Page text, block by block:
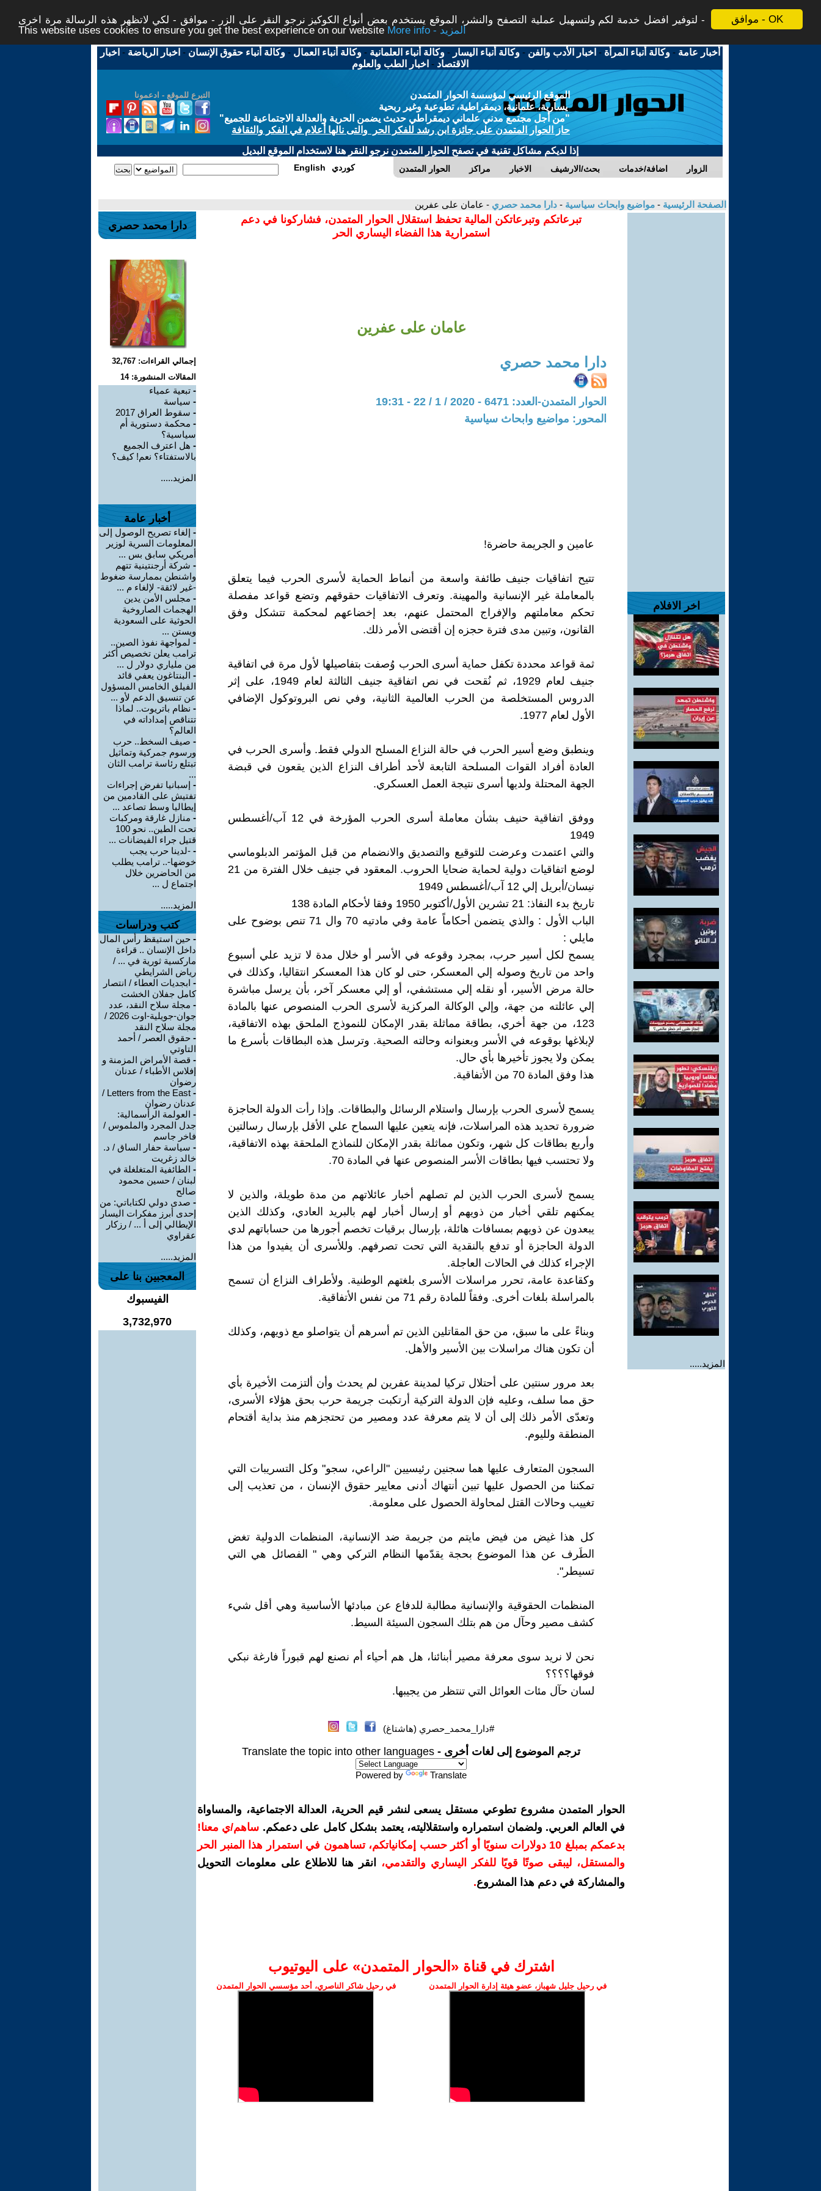
موافق - OK
لتوفير افضل خدمة لكم ولتسهيل عملية التصفح والنشر، الموقع يستخدم بعض أنواع الكوكيز نرجو النقر على الزر - موافق - لكي لاتظهر هذه الرسالة مرة اخرى -
This website uses cookies to ensure you get the best experience on our website
More info - المزيد
أخبار عامة -وكالة أنباء المرأة - اخبار الأدب والفن -وكالة أنباء اليسار -وكالة أنباء العلمانية -وكالة أنباء العمال -وكالة أنباء حقوق الإنسان - اخبار الرياضة - اخبار
الاقتصاد - اخبار الطب والعلوم
التبرع للموقع - ادعمونا
الموقع الرئيسي لمؤسسة الحوار المتمدن
يسارية، علمانية، ديمقراطية، تطوعية وغير ربحية
"من أجل مجتمع مدني علماني ديمقراطي حديث يضمن الحرية والعدالة الاجتماعية للجميع"
حاز الحوار المتمدن على جائزة ابن رشد للفكر الحر والتى نالها أعلام في الفكر والثقافة
إذا لديكم مشاكل تقنية في تصفح الحوار المتمدن نرجو النقر هنا لاستخدام الموقع البديل
الحوار المتمدن مراكز الاخبار بحث/الارشيف اضافة/خدمات الزوار English كوردي
الصفحة الرئيسية - مواضيع وابحاث سياسية - دارا محمد حصري - عامان على عفرين
اخر الافلام
المزيد.....
تبرعاتكم وتبرعاتكن المالية تحفظ استقلال الحوار المتمدن، فشاركونا في دعم
استمرارية هذا الفضاء اليساري الحر
عامان على عفرين
دارا محمد حصري
الحوار المتمدن-العدد: 6471 - 2020 / 1 / 22 - 19:31
المحور: مواضيع وابحاث سياسية
عامين و الجريمة حاضرة!
تتيح اتفاقيات جنيف طائفة واسعة من أنماط الحماية لأسرى الحرب فيما يتعلق
بالمعاملة غير الإنسانية والمهينة. وتعرف الاتفاقيات حقوقهم وتضع قواعد مفصلة
تحكم معاملتهم والإفراج المحتمل عنهم، بعد إخضاعهم لمحكمة تتشكل وفق
القانون، وتبين مدى فترة حجزه إن أقتضى الأمر ذلك.
ثمة قواعد محددة تكفل حماية أسرى الحرب وُصفت بتفاصيلها لأول مرة في اتفاقية
جنيف لعام 1929، ثم نُقحت في نص اتفاقية جنيف الثالثة لعام 1949، على إثر
الدروس المستخلصة من الحرب العالمية الثانية، وفي نص البروتوكول الإضافي
الأول لعام 1977.
وينطبق وضع أسير الحرب في حالة النزاع المسلح الدولي فقط. وأسرى الحرب في
العادة أفراد القوات المسلحة التابعة لأحد أطراف النزاع الذين يقعون في قبضة
الجهة المحتلة ولديها أسرى نتيجة العمل العسكري.
ووفق اتفاقية حنيف بشأن معاملة أسرى الحرب المؤرخة في 12 آب/أغسطس
1949
والتي اعتمدت وعرضت للتوقيع والتصديق والانضمام من قبل المؤتمر الدبلوماسي
لوضع اتفاقيات دولية لحماية ضحايا الحروب. المعقود في جنيف خلال الفترة من 21
نيسان/أبريل إلي 12 آب/أغسطس 1949
تاريخ بدء النفاذ: 21 تشرين الأول/أكتوبر 1950 وفقا لأحكام المادة 138
الباب الأول : والذي يتضمن أحكاماً عامة وفي مادتيه 70 وال 71 تنص بوضوح على
مايلي :
يسمح لكل أسير حرب، بمجرد وقوعه في الأسر أو خلال مدة لا تزيد علي أسبوع
واحد من تاريخ وصوله إلي المعسكر، حتى لو كان هذا المعسكر انتقاليا، وكذلك في
حالة مرض الأسير، أو نقله إلي مستشفي، أو إلي معسكر آخر، بأن يرسل مباشرة
إلي عائلته من جهة، وإلي الوكالة المركزية لأسرى الحرب المنصوص عنها بالمادة
123، من جهة أخري، بطاقة مماثلة بقدر الإمكان للنموذج الملحق بهذه الاتفاقية،
لإبلاغها بوقوعه في الأسر وبعنوانه وحالته الصحية. وترسل هذه البطاقات بأسرع ما
يمكن ولا يجوز تأخيرها بأي حال.
هذا وفق المادة 70 من الأتفاقية.
يسمح لأسرى الحرب بإرسال واستلام الرسائل والبطاقات. وإذا رأت الدولة الحاجزة
ضرورة تحديد هذه المراسلات، فإنه يتعين عليها السماح علي الأقل بإرسال رسالتين
وأربع بطاقات كل شهر، وتكون مماثلة بقدر الإمكان للنماذج الملحقة بهذه الاتفاقية،
ولا تحتسب فيها بطاقات الأسر المنصوص عنها في المادة 70.
يسمح لأسرى الحرب الذين لم تصلهم أخبار عائلاتهم من مدة طويلة، والذين لا
يمكنهم تلقي أخبار من ذويهم أو إرسال أخبار لهم بالبريد العادي، وكذلك الذين
يبعدون عن ذويهم بمسافات هائلة، بإرسال برقيات تخصم أجورها من حساباتهم لدي
الدولة الحاجزة أو تدفع بالنقدية التي تحت تصرفهم. وللأسرى أن يفيدوا من هذا
الإجراء كذلك في الحالات العاجلة.
وكقاعدة عامة، تحرر مراسلات الأسرى بلغتهم الوطنية. ولأطراف النزاع أن تسمح
بالمراسلة بلغات أخرى. وفقاً للمادة رقم 71 من نفس الأتفاقية.
وبناءً على ما سبق، من حق المقاتلين الذين تم أسرهم أن يتواصلو مع ذويهم، وكذلك
أن تكون هناك مراسلات بين الأسير والأهل.
بعد مرور سنتين على أحتلال تركيا لمدينة عفرين لم يحدث وأن ألتزمت الأخيرة بأي
حق مما سلف، وعليه فإن الدولة التركية أرتكبت جريمة حرب بحق هؤلاء الأسرى،
وتعدّى الأمر ذلك إلى أن لا يتم معرفة عدد ومصير من تحتجزهم منذ بداية أقتحام
المنطقة ولليوم.
السجون المتعارف عليها هما سجنين رئيسيين "الراعي، سجو" وكل التسريبات التي
تمكننا من الحصول عليها تبين أنتهاك أدنى معايير حقوق الإنسان ، من تعذيب إلى
تغييب وحالات القتل لمحاولة الحصول على معلومة.
كل هذا غيض من فيض مايتم من جريمة ضد الإنسانية، المنظمات الدولية تغض
الطَرف عن هذا الموضوع بحجة يقدّمها النظام التركي وهي " الفصائل هي التي
تسيطر".
المنظمات الحقوقية والإنسانية مطالبة للدفاع عن مبادئها الأساسية وهي أقل شيء
كشف مصير وحآل من هم بتلك السجون السيئة السيط.
نحن لا نريد سوى معرفة مصير أبنائنا، هل هم أحياء أم نصنع لهم قبوراً فارغة نبكي
فوقها؟؟؟؟
لسان حآل مئات العوائل التي تنتظر من يجيبها.
#دارا_محمد_حصري (هاشتاغ)
ترجم الموضوع إلى لغات أخرى - Translate the topic into other languages
Powered by Translate
الحوار المتمدن مشروع تطوعي مستقل يسعى لنشر قيم الحرية، العدالة الاجتماعية، والمساواة
في العالم العربي. ولضمان استمراره واستقلاليته، يعتمد بشكل كامل على دعمكم. ساهم/ي معنا!
بدعمكم بمبلغ 10 دولارات سنويًا أو أكثر حسب إمكانياتكم، تساهمون في استمرار هذا المنبر الحر
والمستقل، ليبقى صوتًا قويًا للفكر اليساري والتقدمي،
انقر هنا للاطلاع على معلومات التحويل
والمشاركة في دعم هذا المشروع.
اشترك في قناة ‫«الحوار المتمدن» على اليوتيوب
في رحيل جليل شهباز، عضو هيئة إدارة الحوار المتمدن في رحيل شاكر الناصري، أحد مؤسسي الحوار المتمدن
دارا محمد حصري
إجمالي القراءات: 32,767
المقالات المنشورة: 14
- تبعية عمياء
- سياسة
- سقوط العراق 2017
- محكمة دستورية أم
سياسية؟
- هل اعترف الجميع
بالاستفتاء؟ نعم! كيف؟
المزيد.....
أخبار عامة
- إلغاء تصريح الوصول إلى
المعلومات السرية لوزير
أمريكي سابق بس ...
- شركة أرجنتينية تتهم
واشنطن بممارسة ضغوط
-غير لائقة- لإلغاء م ...
- مجلس الأمن يدين
الهجمات الصاروخية
الحوثية على السعودية
ويستن ...
- لمواجهة نفوذ الصين..
ترامب يعلن تخصيص أكثر
من ملياري دولار ل ...
- البنتاغون يعفي قائد
الفيلق الخامس المسؤول
عن تنسيق الدعم لأو ...
- نظام باتريوت.. لماذا
تتناقص إمداداته في
العالم؟
- صيف السخط.. حرب
ورسوم جمركية وتماثيل
تبتلع رئاسة ترامب الثان
...
- إسبانيا تفرض إجراءات
تفتيش على القادمين من
إيطاليا وسط تصاعد ...
- منازل غارقة ومركبات
تحت الطين.. نحو 100
قتيل جراء الفيضانات ...
- -لدينا حرب يجب
خوضها-.. ترامب يطلب
من الحاضرين خلال
اجتماع ل ...
المزيد.....
كتب ودراسات
- حين استيقظ رأس المال
داخل الإنسان .. قراءة
ماركسية ثورية في ... /
رياض الشرايطي
- ابجديات العطاء / انتصار
كامل جفلان الخشت
- مجلة سلاح النقد، عدد
جوان-جويلية-اوت 2026 /
مجلة سلاح النقد
- حقوق العصر / أحمد
التاوتي
- قصة الأمراض المزمنة و
إفلاس الأطباء / عدنان
رضوان
-
Letters from the East /
عدنان رضوان
- العولمة الرأسمالية:
جدل المجرد والملموس /
فاخر جاسم
- سياسة حفار الساق / د.
خالد زغريت
- الطائفية المتغلغلة في
لبنان / حسين محمود
صالح
- صدى دولي لكتاباتي: من
إحدى أبرز مفكرات اليسار
الإيطالي إلى أ ... / رزكار
عقراوي
المزيد.....
المعجبين بنا على
الفيسبوك
3,732,970